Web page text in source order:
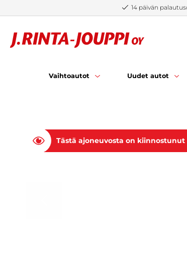
14 päivän
Vaihtoautot Uudet autot
Tästä ajoneuvosta on